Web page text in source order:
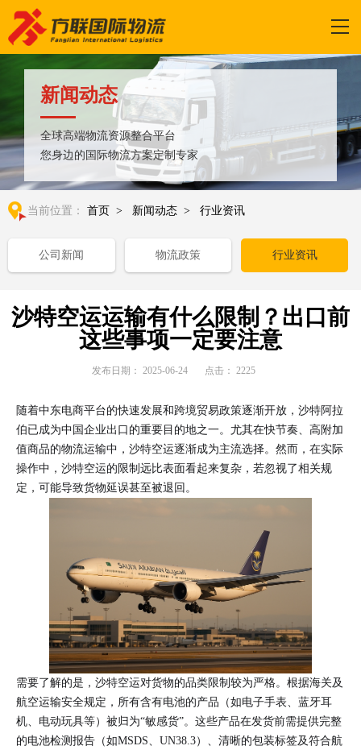
新闻动态
全球高端物流资源整合平台
您身边的国际物流方案定制专家
当前位置： 首页 > 新闻动态 > 行业资讯
公司新闻 物流政策 行业资讯
沙特空运运输有什么限制？出口前
这些事项一定要注意
发布日期： 2025-06-24 点击： 2225
随着中东电商平台的快速发展和跨境贸易政策逐渐开放，沙特阿拉
伯已成为中国企业出口的重要目的地之一。尤其在快节奏、高附加
值商品的物流运输中，沙特空运逐渐成为主流选择。然而，在实际
操作中，沙特空运的限制远比表面看起来复杂，若忽视了相关规
定，可能导致货物延误甚至被退回。
需要了解的是，沙特空运对货物的品类限制较为严格。根据海关及
航空运输安全规定，所有含有电池的产品（如电子手表、蓝牙耳
机、电动玩具等）被归为“敏感货”。这些产品在发货前需提供完整
的电池检测报告（如MSDS、UN38.3）、清晰的包装标签及符合航